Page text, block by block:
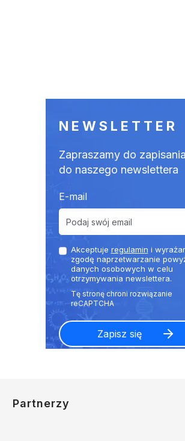
NEWSLETTER
Zapraszamy do
do naszego newslettera
E-mail
Akceptuje regulamin i
zgodę naprzetwarzanie
danych osobowych w celu
otrzymywania newslettera.
Partnerzy